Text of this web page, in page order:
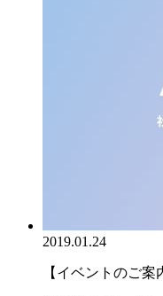
2019.01.24
【イベントのご案